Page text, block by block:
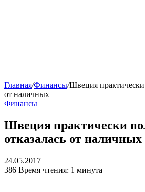
Главная/Финансы/Швеция практически
от наличных
Финансы
Швеция практически
отказалась от наличных
24.05.2017
386 Время чтения: 1 минута